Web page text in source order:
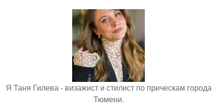
Я Таня Гилева - визажист и стилист по прическам города
Тюмени.